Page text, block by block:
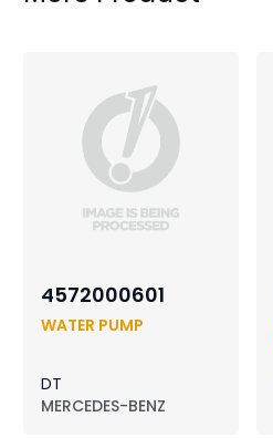
4572000601
WATER PUMP
DT
MERCEDES-BENZ